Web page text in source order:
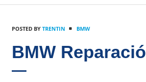
POSTED BY TRENTIN BMW
BMW